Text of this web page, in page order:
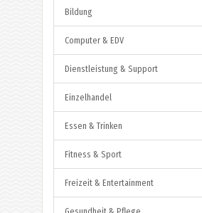
Bildung
Computer & EDV
Dienstleistung & Support
Einzelhandel
Essen & Trinken
Fitness & Sport
Freizeit & Entertainment